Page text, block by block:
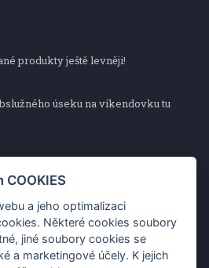
produkty ještě levněji!
úseku na víkendovku tu
úseku na víkendovku tu
s naCOOPkou sekerku Fiskars
ty nejlepší ceny z letáku!
COOKIES
a jeho optimalizaci
Některé cookies soubory
jiné soubory cookies se
a marketingové účely. K jejich